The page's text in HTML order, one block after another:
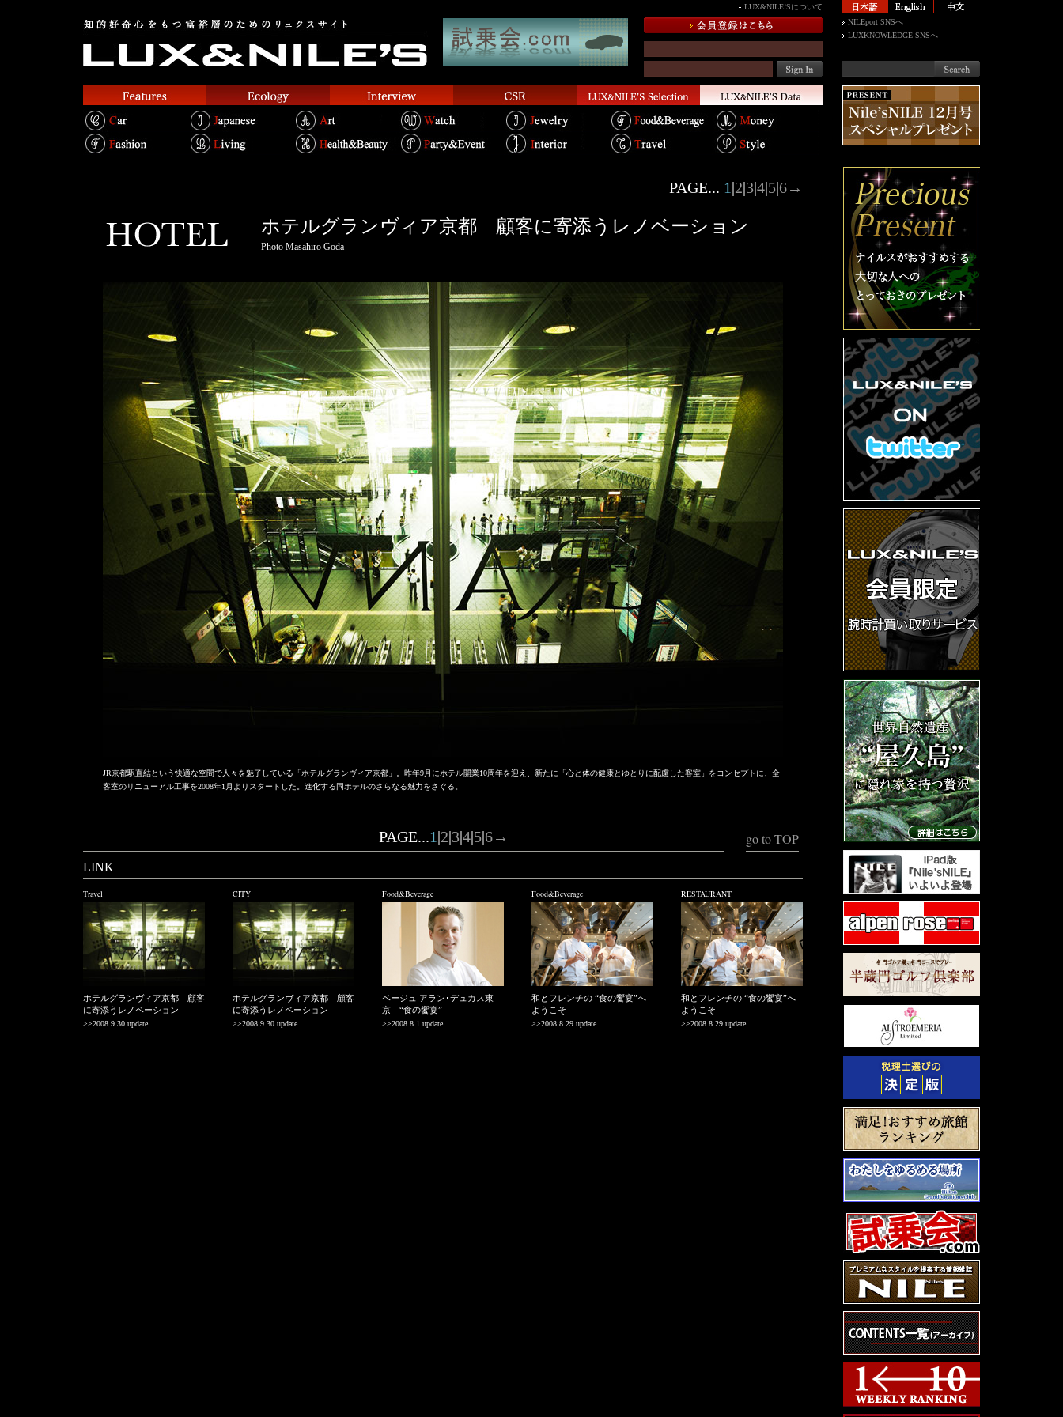
LUX&NILE’Sについて
NILEport SNSへ
LUXKNOWLEDGE SNSへ
PAGE... 1|2|3|4|5|6→
ホテルグランヴィア京都 顧客に寄添うレノベーション
Photo Masahiro Goda
JR京都駅直結という快適な空間で人々を魅了している「ホテルグランヴィア京都」。昨年9月にホテル開業10周年を迎え、新たに「心と体の健康とゆとりに配慮した客室」をコンセプトに、全
客室のリニューアル工事を2008年1月よりスタートした。進化する同ホテルのさらなる魅力をさぐる。
go to TOP
PAGE...1|2|3|4|5|6→
LINK
Travel
ホテルグランヴィア京都 顧客
に寄添うレノベーション
>>2008.9.30 update
CITY
ホテルグランヴィア京都 顧客
に寄添うレノベーション
>>2008.9.30 update
Food&Beverage
ベージュ アラン･デュカス東
京 “食の饗宴”
>>2008.8.1 update
Food&Beverage
和とフレンチの “食の饗宴”へ
ようこそ
>>2008.8.29 update
RESTAURANT
和とフレンチの “食の饗宴”へ
ようこそ
>>2008.8.29 update